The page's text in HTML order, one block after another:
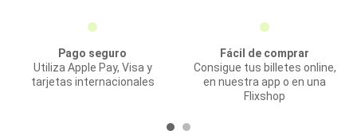
Pago seguro
Utiliza Apple Pay, Visa y
tarjetas internacionales
Fácil de comprar
Consigue tus billetes online,
en nuestra app o en una
Flixshop